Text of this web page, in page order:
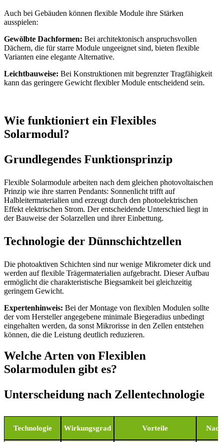
Auch bei Gebäuden können flexible Module ihre Stärken
ausspielen:
Gewölbte Dachformen: Bei architektonisch anspruchsvollen
Dächern, die für starre Module ungeeignet sind, bieten flexible
Varianten eine elegante Alternative.
Leichtbauweise: Bei Konstruktionen mit begrenzter Tragfähigkeit
kann das geringere Gewicht flexibler Module entscheidend sein.
Wie funktioniert ein Flexibles
Solarmodul?
Grundlegendes Funktionsprinzip
Flexible Solarmodule arbeiten nach dem gleichen photovoltaischen
Prinzip wie ihre starren Pendants: Sonnenlicht trifft auf
Halbleitermaterialien und erzeugt durch den photoelektrischen
Effekt elektrischen Strom. Der entscheidende Unterschied liegt in
der Bauweise der Solarzellen und ihrer Einbettung.
Technologie der Dünnschichtzellen
Die photoaktiven Schichten sind nur wenige Mikrometer dick und
werden auf flexible Trägermaterialien aufgebracht. Dieser Aufbau
ermöglicht die charakteristische Biegsamkeit bei gleichzeitig
geringem Gewicht.
Expertenhinweis: Bei der Montage von flexiblen Modulen sollte
der vom Hersteller angegebene minimale Biegeradius unbedingt
eingehalten werden, da sonst Mikrorisse in den Zellen entstehen
können, die die Leistung deutlich reduzieren.
Welche Arten von Flexiblen
Solarmodulen gibt es?
Unterscheidung nach Zellentechnologie
Technologie Wirkungsgrad Vorteile